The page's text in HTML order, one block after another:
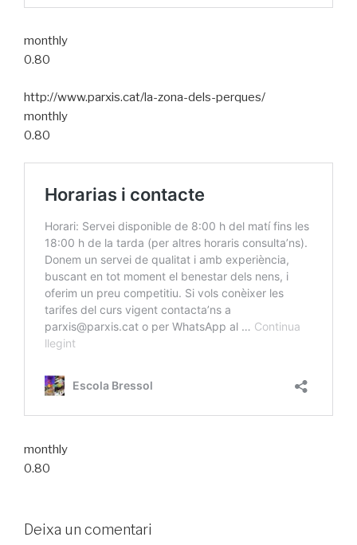
monthly
0.80
http://www.parxis.cat/la-zona-dels-perques/
monthly
0.80
monthly
0.80
Deixa un comentari